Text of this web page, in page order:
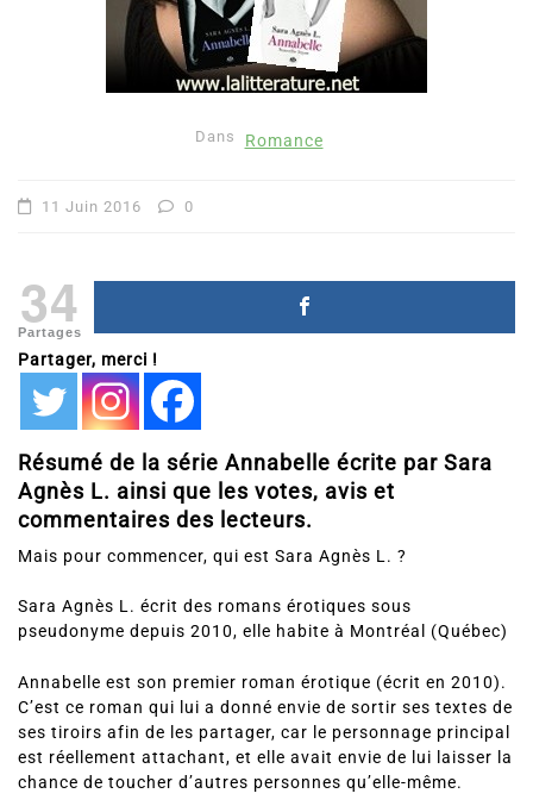
Dans Romance
11 Juin 2016 0
34
Partages
Partager, merci !
Résumé de la série Annabelle écrite par Sara
Agnès L. ainsi que les votes, avis et
commentaires des lecteurs.
Mais pour commencer, qui est Sara Agnès L. ?
Sara Agnès L. écrit des romans érotiques sous
pseudonyme depuis 2010, elle habite à Montréal (Québec)
Annabelle est son premier roman érotique (écrit en 2010).
C’est ce roman qui lui a donné envie de sortir ses textes de
ses tiroirs afin de les partager, car le personnage principal
est réellement attachant, et elle avait envie de lui laisser la
chance de toucher d’autres personnes qu’elle-même.